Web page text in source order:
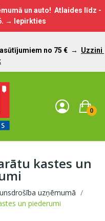
un auto! Atlaides līdz -
→ Iepirkties
no 75 € → Uzzini
0
kastes un
uzņēmumā
un piederumi